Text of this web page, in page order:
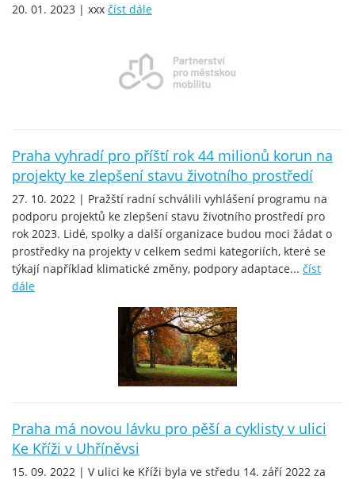
20. 01. 2023 | xxx číst dále
Praha vyhradí pro příští rok 44 milionů korun na
projekty ke zlepšení stavu životního prostředí
27. 10. 2022 | Pražští radní schválili vyhlášení programu na
podporu projektů ke zlepšení stavu životního prostředí pro
rok 2023. Lidé, spolky a další organizace budou moci žádat o
prostředky na projekty v celkem sedmi kategoriích, které se
týkají například klimatické změny, podpory adaptace... číst
dále
Praha má novou lávku pro pěší a cyklisty v ulici
Ke Kříži v Uhříněvsi
15. 09. 2022 | V ulici ke Kříži byla ve středu 14. září 2022 za